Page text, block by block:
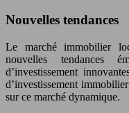
Nouvelles tendances
Le marché immobilier
nouvelles tendances
d’investissement
d’investissement
sur ce marché dynamique.